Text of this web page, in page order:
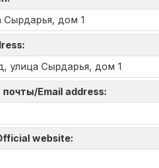
Сырдарья, дом 1
улица Сырдарья, дом 1
Email address:
website: